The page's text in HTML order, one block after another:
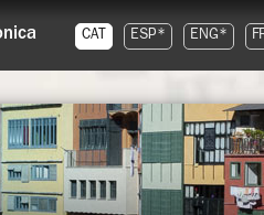
CAT ESP* ENG*